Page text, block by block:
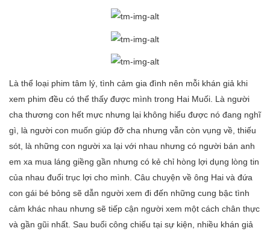
Là thể loại phim tâm lý, tình cảm gia đình nên mỗi khán giả khi
xem phim đều có thể thấy được mình trong Hai Muối. Là người
cha thương con hết mực nhưng lại không hiểu được nó đang nghĩ
gì, là người con muốn giúp đỡ cha nhưng vẫn còn vụng về, thiếu
sót, là những con người xa lại với nhau nhưng có người bán anh
em xa mua láng giềng gần nhưng có kẻ chỉ hòng lợi dụng lòng tin
của nhau đuổi trục lợi cho mình. Câu chuyện về ông Hai và đứa
con gái bé bỏng sẽ dẫn người xem đi đến những cung bậc tình
cảm khác nhau nhưng sẽ tiếp cận người xem một cách chân thực
và gần gũi nhất. Sau buổi công chiếu tại sự kiện, nhiều khán giả